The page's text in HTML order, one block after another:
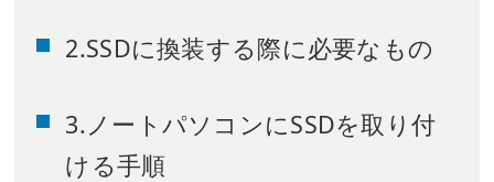
2.SSDに換装する際に必要なもの
3.ノートパソコンにSSDを取り付
ける手順